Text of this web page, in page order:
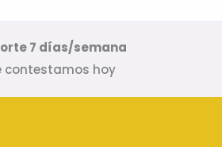
7 días/semana
contestamos hoy